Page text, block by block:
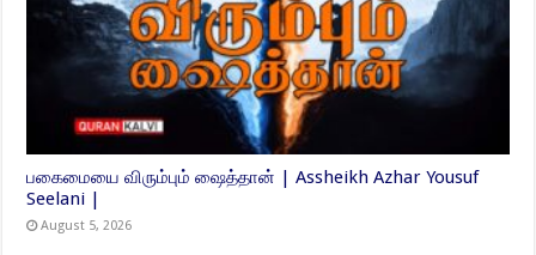
பகைமையை விரும்பும் ஷைத்தான் | Assheikh Azhar Yousuf
Seelani |
August 5, 2026